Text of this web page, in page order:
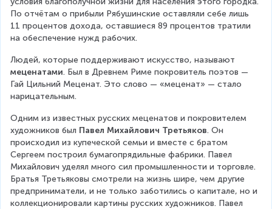
По отчётам о прибыли Рябушинские оставляли себе лишь
11 процентов дохода, оставшиеся 89 процентов тратили
на обеспечение нужд рабочих.
Людей, которые поддерживают искусство, называют
меценатами. Был в Древнем Риме покровитель поэтов —
Гай Цильний Меценат. Это слово — «меценат» — стало
нарицательным.
Одним из известных русских меценатов и покровителем
художников был Павел Михайлович Третьяков. Он
происходил из купеческой семьи и вместе с братом
Сергеем построил бумагопрядильные фабрики. Павел
Михайлович уделял много сил промышленности и торговле.
Братья Третьяковы смотрели на жизнь шире, чем другие
предприниматели, и не только заботились о капитале, но и
коллекционировали картины русских художников. Павел